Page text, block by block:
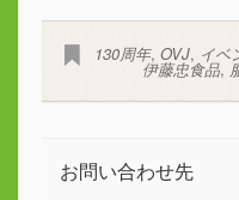
130周年,OVJ, イベ
伊藤忠食品,
お問い合わせ先